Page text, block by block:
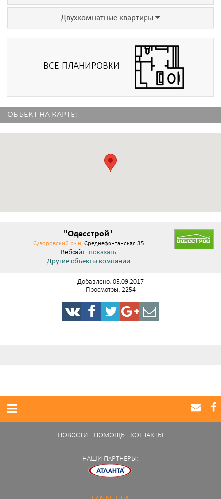
Двухкомнатные квартиры
ВСЕ ПЛАНИРОВКИ
ОБЪЕКТ НА КАРТЕ:
"Одесстрой"
Суворовский р.- н, Среднефонтанская 35
Вебсайт: показать
Другие объекты компании
Добавлено: 05.09.2017
Просмотры: 2254
НОВОСТИ ПОМОЩЬ КОНТАКТЫ
НАШИ ПАРТНЕРЫ: